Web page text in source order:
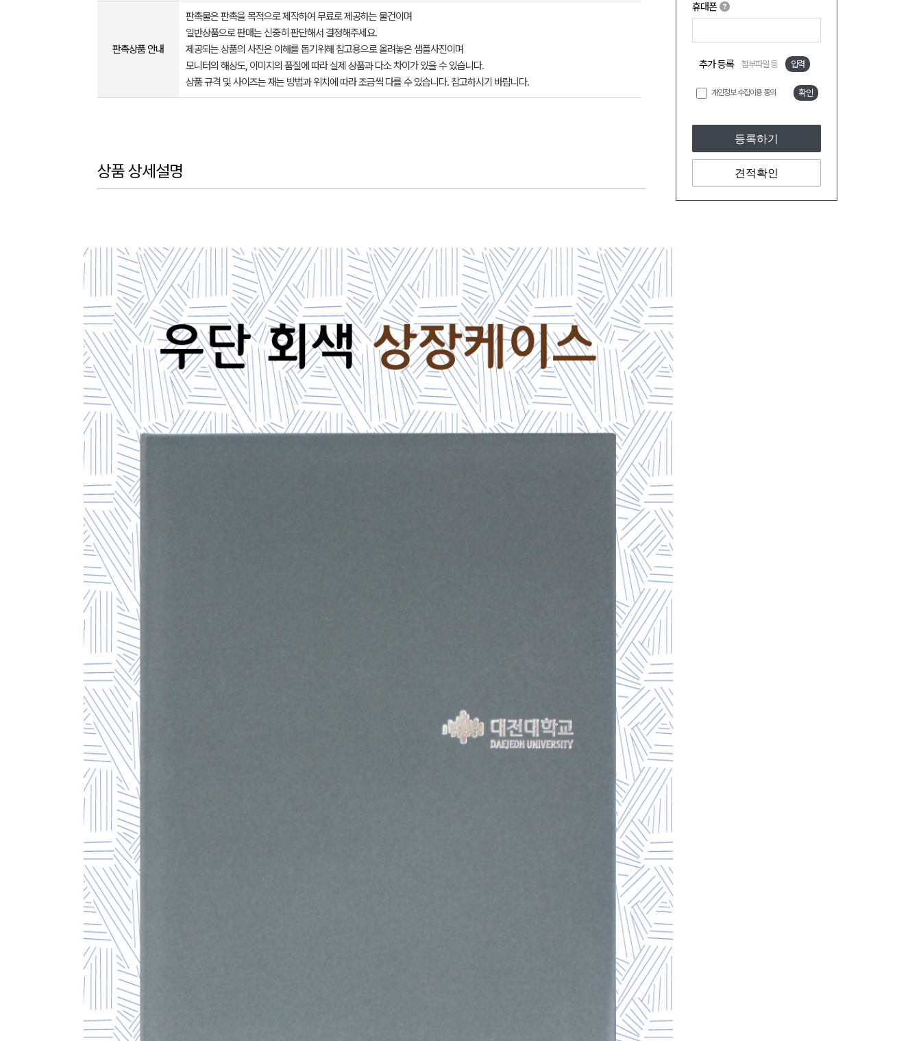
휴대폰
추가 등록 첨부파일 등 입력
개인정보 수집이용 동의 확인
등록하기
견적확인
판촉상품 안내
판촉물은 판촉을 목적으로 제작하여 무료로 제공하는 물건이며
일반상품으로 판매는 신중히 판단해서 결정해주세요.
제공되는 상품의 사진은 이해를 돕기위해 참고용으로 올려놓은 샘플사진이며
모니터의 해상도, 이미지의 품질에 따라 실제 상품과 다소 차이가 있을 수 있습니다.
상품 규격 및 사이즈는 재는 방법과 위치에 따라 조금씩 다를 수 있습니다. 참고하시기 바랍니다.
상품 상세설명